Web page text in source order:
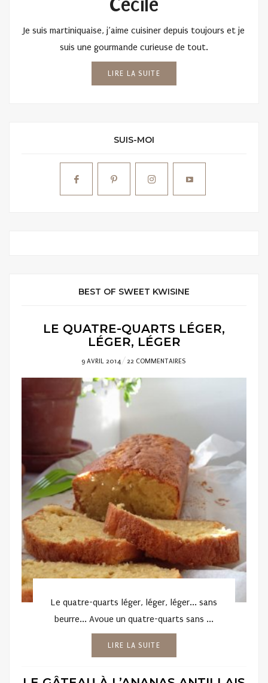
Cécile
Je suis martiniquaise, j’aime cuisiner depuis toujours et je
suis une gourmande curieuse de tout.
LIRE LA SUITE
SUIS-MOI
BEST OF SWEET KWISINE
LE QUATRE-QUARTS LÉGER,
LÉGER, LÉGER
POSTED
ON
9 AVRIL 2014 22 COMMENTAIRES
Le quatre-quarts léger, léger, léger... sans
beurre... Avoue un quatre-quarts sans ...
LIRE LA SUITE